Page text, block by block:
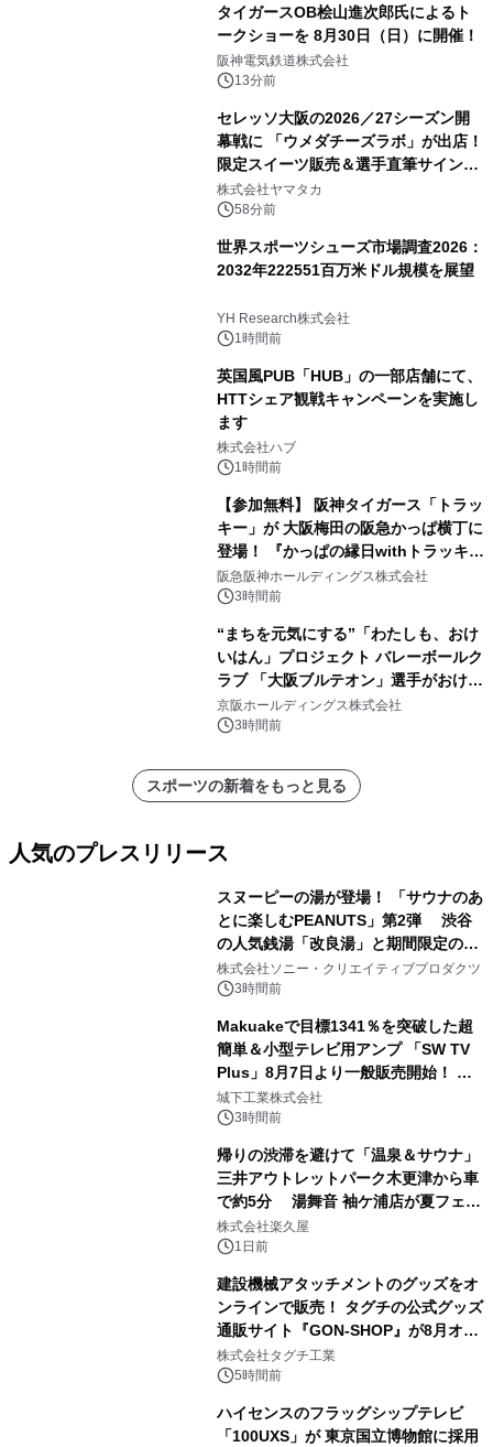
タイガースOB桧山進次郎氏によるト
ークショーを 8月30日（日）に開催！
阪神電気鉄道株式会社
13分前
セレッソ大阪の2026／27シーズン開
幕戦に 「ウメダチーズラボ」が出店！
限定スイーツ販売＆選手直筆サイング
ッズが当たる抽選会を 8月8日に開催
株式会社ヤマタカ
58分前
世界スポーツシューズ市場調査2026：
2032年222551百万米ドル規模を展望
YH Research株式会社
1時間前
英国風PUB「HUB」の一部店舗にて、
HTTシェア観戦キャンペーンを実施し
ます
株式会社ハブ
1時間前
【参加無料】 阪神タイガース「トラッ
キー」が 大阪梅田の阪急かっぱ横丁に
登場！ 『かっぱの縁日withトラッキ
ー』
阪急阪神ホールディングス株式会社
3時間前
“まちを元気にする”「わたしも、おけ
いはん」プロジェクト バレーボールク
ラブ 「大阪ブルテオン」選手がおけい
はんに。
京阪ホールディングス株式会社
3時間前
スポーツの新着をもっと見る
人気のプレスリリース
スヌーピーの湯が登場！ 「サウナのあ
とに楽しむPEANUTS」第2弾 渋谷
の人気銭湯「改良湯」と期間限定のコ
ラボレーション サウナイキタイコラ
ボグッズも発売決定！
株式会社ソニー・クリエイティブプロダクツ
3時間前
Makuakeで目標1341％を突破した超
簡単＆小型テレビ用アンプ 「SW TV
Plus」8月7日より一般販売開始！ ケ
ーブル1本つなぐだけ、テレビの音が
ぐっと豊かに
城下工業株式会社
3時間前
帰りの渋滞を避けて「温泉＆サウナ」
三井アウトレットパーク木更津から車
で約5分 湯舞音 袖ケ浦店が夏フェア
メニューを提供
株式会社楽久屋
1日前
建設機械アタッチメントのグッズをオ
ンラインで販売！ タグチの公式グッズ
通販サイト『GON-SHOP』が8月オー
プン
株式会社タグチ工業
5時間前
ハイセンスのフラッグシップテレビ
「100UXS」が 東京国立博物館に採用